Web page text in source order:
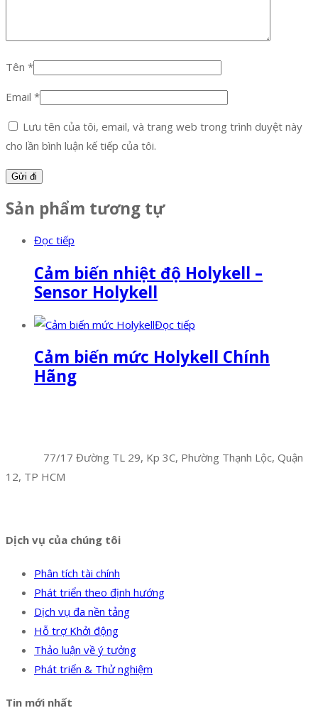
Tên *
Email *
Lưu tên của tôi, email, và trang web trong trình duyệt này
cho lần bình luận kế tiếp của tôi.
Sản phẩm tương tự
Đọc tiếp
Cảm biến nhiệt độ Holykell –
Sensor Holykell
Đọc tiếp
Cảm biến mức Holykell Chính
Hãng
77/17 Đường TL 29, Kp 3C, Phường Thạnh Lộc, Quận
12, TP HCM
Dịch vụ của chúng tôi
Phân tích tài chính
Phát triển theo định hướng
Dịch vụ đa nền tảng
Hỗ trợ Khởi động
Thảo luận về ý tưởng
Phát triển & Thử nghiệm
Tin mới nhất